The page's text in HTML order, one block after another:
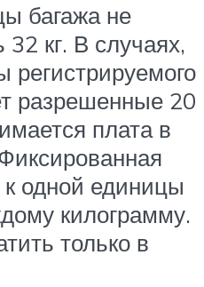
багажа не
кг. В случаях,
регистрируемого
разрешенные 20
плата в
к одной единицы
килограмму.
только в